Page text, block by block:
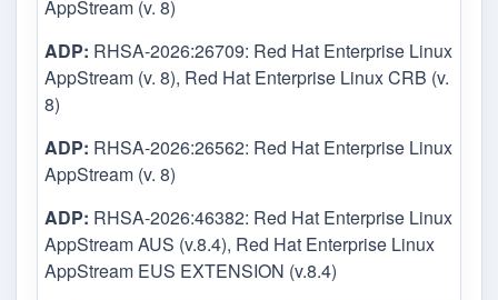
AppStream (v. 8)
ADP: RHSA-2026:26709: Red Hat Enterprise Linux
AppStream (v. 8), Red Hat Enterprise Linux CRB (v.
8)
ADP: RHSA-2026:26562: Red Hat Enterprise Linux
AppStream (v. 8)
ADP: RHSA-2026:46382: Red Hat Enterprise Linux
AppStream AUS (v.8.4), Red Hat Enterprise Linux
AppStream EUS EXTENSION (v.8.4)